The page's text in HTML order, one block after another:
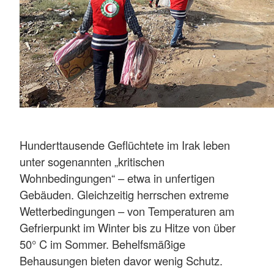
Hunderttausende Geflüchtete im Irak leben
unter sogenannten „kritischen
Wohnbedingungen“ – etwa in unfertigen
Gebäuden. Gleichzeitig herrschen extreme
Wetterbedingungen – von Temperaturen am
Gefrierpunkt im Winter bis zu Hitze von über
50° C im Sommer. Behelfsmäßige
Behausungen bieten davor wenig Schutz.